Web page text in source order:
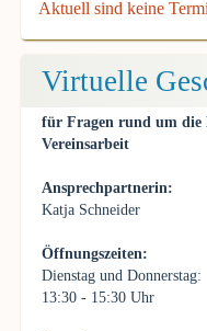
Aktuell sind keine
Virtuelle
für Fragen rund um die
Vereinsarbeit
Ansprechpartnerin:
Katja Schneider
Öffnungszeiten:
Dienstag und Donnerstag:
13:30 - 15:30 Uhr